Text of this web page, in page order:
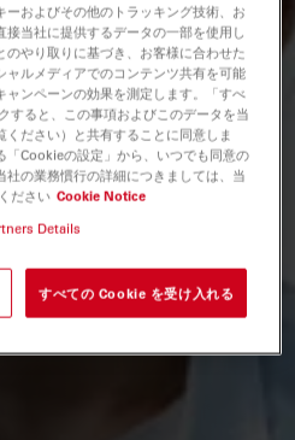
およびその他のトラッキング技術、お
当社に提供するデータの一部を使用し
やり取りに基づき、お客様に合わせた
ャルメディアでのコンテンツ共有を可能
ャンペーンの効果を測定します。「すべ
すると、この事項およびこのデータを当
ださい）と共有することに同意しま
「Cookieの設定」から、いつでも同意の
の業務慣行の詳細につきましては、当
ださい Cookie Notice
Details
すべての Cookie を受け入れる